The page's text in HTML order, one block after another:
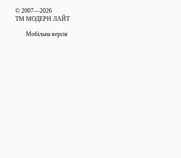
© 2007—2026
ТМ МОДЕРН ЛАЙТ
Мобільна версія